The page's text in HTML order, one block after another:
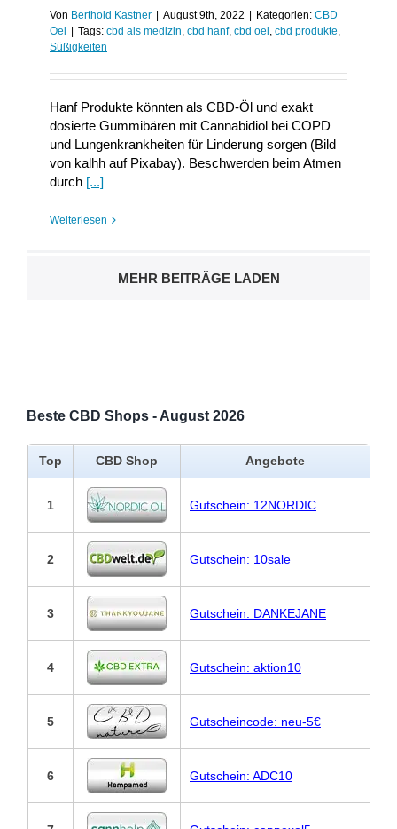
Von Berthold Kastner August 9th, 2022 Kategorien: CBD
Oel
Tags: cbd als medizin, cbd hanf, cbd oel , cbd produkte,
Süßigkeiten
Hanf Produkte könnten als CBD-Öl und exakt
dosierte Gummibären mit Cannabidiol bei COPD
und Lungenkrankheiten für Linderung sorgen (Bild
von kalhh auf Pixabay). Beschwerden beim Atmen
durch [...]
Weiterlesen
MEHR BEITRÄGE LADEN
Beste CBD Shops - August 2026
Top CBD Shop Angebote
1 Gutschein: 12NORDIC
2 Gutschein: 10sale
3 Gutschein: DANKEJANE
4 Gutschein: aktion10
5 Gutscheincode: neu-5€
6 Gutschein: ADC10